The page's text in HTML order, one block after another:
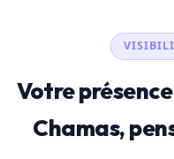
Votre
Chamas,